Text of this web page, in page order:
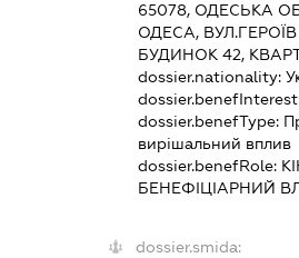
65078, ОДЕСЬКА
ОДЕСА, ВУЛ.ГЕРОЇВ
БУДИНОК 42,
dossier.nationality:
dossier.benefType:
вирішальний вплив
dossier.benefRole:
БЕНЕФІЦІАРНИЙ
dossier.smida: